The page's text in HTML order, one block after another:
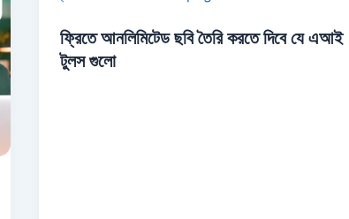
ফ্রিতে আনলিমিটেড ছবি তৈরি করতে দিবে যে এআই
টুলস গুলো